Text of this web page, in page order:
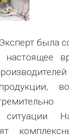
была
ситуации.